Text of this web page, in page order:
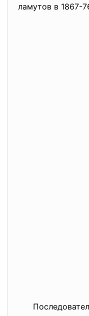
ламутов в 1867-